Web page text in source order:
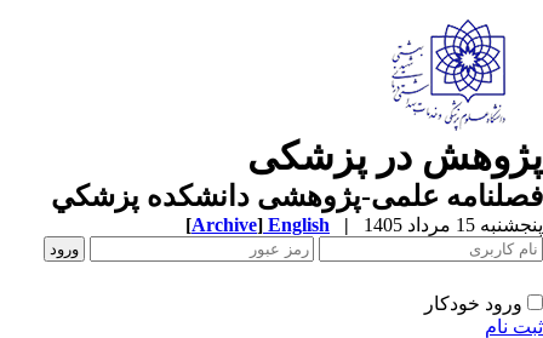
در پزشکی
علمی-پژوهشی دانشکده پزشکي
15 مرداد 1405 |
English
[Archive]
ورود خودکار
نام